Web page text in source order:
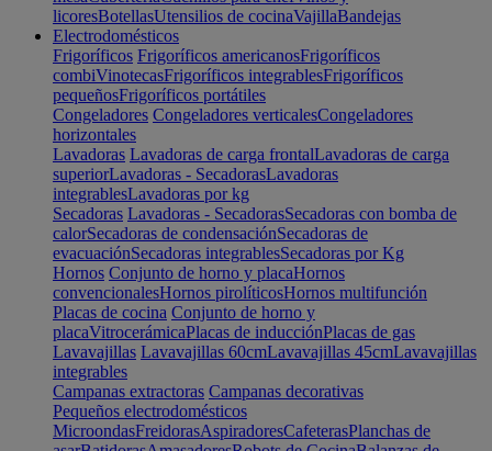
licoresBotellasUtensilios de cocinaVajillaBandejas
Electrodomésticos
Frigoríficos Frigoríficos americanosFrigoríficos
combiVinotecasFrigoríficos integrablesFrigoríficos
pequeñosFrigoríficos portátiles
Congeladores Congeladores verticalesCongeladores
horizontales
Lavadoras Lavadoras de carga frontalLavadoras de carga
superiorLavadoras - SecadorasLavadoras
integrablesLavadoras por kg
Secadoras Lavadoras - SecadorasSecadoras con bomba de
calorSecadoras de condensaciónSecadoras de
evacuaciónSecadoras integrablesSecadoras por Kg
Hornos Conjunto de horno y placaHornos
convencionalesHornos pirolíticosHornos multifunción
Placas de cocina Conjunto de horno y
placaVitrocerámicaPlacas de inducciónPlacas de gas
Lavavajillas Lavavajillas 60cmLavavajillas 45cmLavavajillas
integrables
Campanas extractoras Campanas decorativas
Pequeños electrodomésticos
MicroondasFreidorasAspiradoresCafeterasPlanchas de